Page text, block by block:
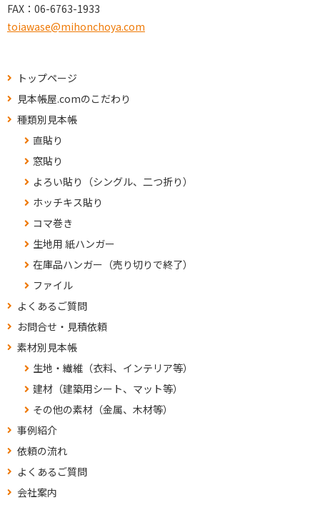
FAX： 06-6763-1933
toiawase@mihonchoya.com
トップページ
見本帳屋.comのこだわり
種類別見本帳
直貼り
窓貼り
よろい貼り（シングル、二つ折り）
ホッチキス貼り
コマ巻き
生地用 紙ハンガー
在庫品ハンガー（売り切りで終了）
ファイル
よくあるご質問
お問合せ・見積依頼
素材別見本帳
生地・繊維（衣料、インテリア等）
建材（建築用シート、マット等）
その他の素材（金属、木材等）
事例紹介
依頼の流れ
よくあるご質問
会社案内